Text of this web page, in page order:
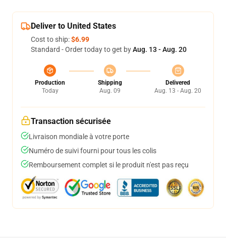
Deliver to United States
Cost to ship:$6.99
Standard - Order today to get byAug. 13 - Aug. 20
Production
Today
Shipping
Aug. 09
Delivered
Aug. 13 - Aug. 20
Transaction sécurisée
Livraison mondiale à votre porte
Numéro de suivi fourni pour tous les colis
Remboursement complet si le produit n'est pas reçu